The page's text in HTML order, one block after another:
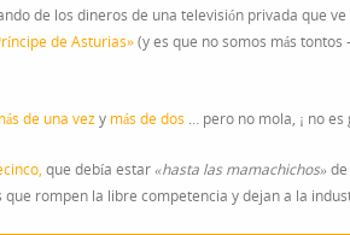
de los dineros de una televisión privada que
de Asturias»(y es que no somos más
de una vezy más de dos … pero no mola, ¡ no es
que debía estar«hasta las mamachichos»
rompen la libre competencia y dejan a la